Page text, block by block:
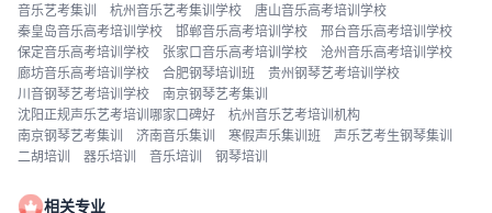
音乐艺考集训 杭州音乐艺考集训学校
唐山音乐高考培训学校
秦皇岛音乐高考培训学校
邯郸音乐高考培训学校
邢台音乐高考培训学校
保定音乐高考培训学校
张家口音乐高考培训学校
沧州音乐高考培训学校
廊坊音乐高考培训学校
合肥钢琴培训班
贵州钢琴艺考培训学校
川音钢琴艺考培训学校
南京钢琴艺考集训
沈阳正规声乐艺考培训哪家口碑好
杭州音乐艺考培训机构
南京钢琴艺考集训
济南音乐集训 寒假声乐集训班
声乐艺考生钢琴集训
二胡培训
器乐培训 音乐培训 钢琴培训
相关专业